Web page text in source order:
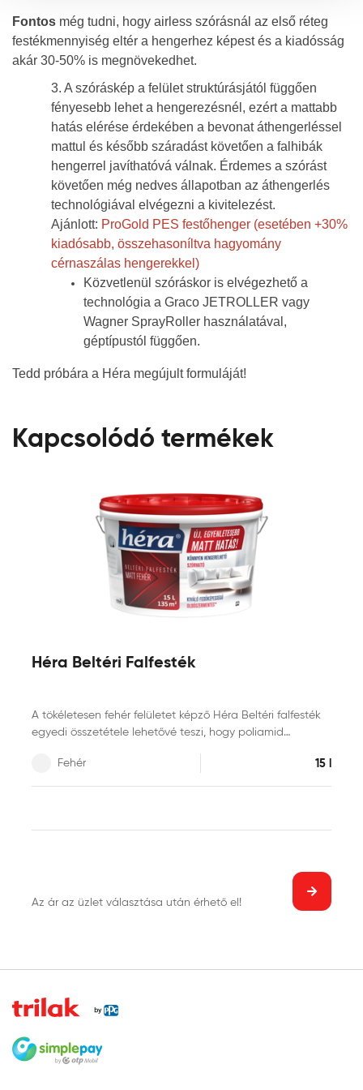
Fontos még tudni, hogy airless szórásnál az első réteg
festékmennyiség eltér a hengerhez képest és a kiadósság
akár 30-50% is megnövekedhet.
3. A szóráskép a felület struktúrásjától függően
fényesebb lehet a hengerezésnél, ezért a mattabb
hatás elérése érdekében a bevonat áthengerléssel
mattul és később száradást követően a falhibák
hengerrel javíthatóvá válnak. Érdemes a szórást
követően még nedves állapotban az áthengerlés
technológiával elvégezni a kivitelezést.
Ajánlott: ProGold PES festőhenger (esetében +30%
kiadósabb, összehasoníltva hagyomány
cérnaszálas hengerekkel)
Közvetlenül szóráskor is elvégezhető a
technológia a Graco JETROLLER vagy
Wagner SprayRoller használatával,
géptípustól függően.
Tedd próbára a Héra megújult formuláját!
Kapcsolódó termékek
Héra Beltéri Falfesték
A tökéletesen fehér felületet képző Héra Beltéri falfesték
egyedi összetétele lehetővé teszi, hogy poliamid
festékmennyiség kerüljön a falakra. A hozzáadott
oldószert nem tartalmazó, szagmentes és könnyen
Színezőpasztákkal bármilyen pasztellárnyalatra
Fehér 15 l
Az ár az üzlet választása után érhető el!